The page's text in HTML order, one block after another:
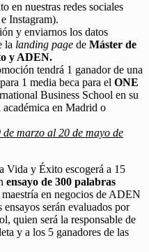
en nuestras redes sociales
Instagram).
y enviarnos los datos
la landing page de Máster de
y ADEN.
tendrá 1 ganador de una
1 media beca para el ONE
Business School en su
en Madrid o
de marzo al 20 de mayo de
Vida y Éxito escogerá a 15
ensayo de 300 palabras
en negocios de ADEN
serán evaluados por
quien será la responsable de
y a los 5 ganadores de las